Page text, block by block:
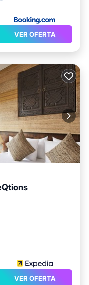
VER OFERTA
VER OFERTA